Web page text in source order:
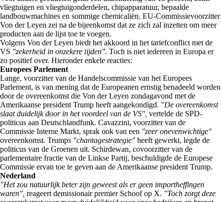
vliegtuigen en vliegtuigonderdelen, chipapparatuur, bepaalde
landbouwmachines en sommige chemicaliën. EU-Commissievoorzitter
Von der Leyen zei na de bijeenkomst dat ze zich zal inzetten om meer
producten aan de lijst toe te voegen.
Volgens Von der Leyen biedt het akkoord in het tariefconflict met de
VS "zekerheid in onzekere tijden". Toch is niet iedereen in Europa er
zo positief over. Hieronder enkele reacties:
Europees Parlement
Lange, voorzitter van de Handelscommissie van het Europees
Parlement, is van mening dat de Europeanen ernstig benadeeld worden
door de overeenkomst die Von der Leyen zondagavond met de
Amerikaanse president Trump heeft aangekondigd. "De overeenkomst
slaat duidelijk door in het voordeel van de VS", vertelde de SPD-
politicus aan Deutschlandfunk. Cavazzini, voorzitter van de
Commissie Interne Markt, sprak ook van een "zeer onevenwichtige"
overeenkomst. Trumps "chantagestrategie" heeft gewerkt, legde de
politicus van de Groenen uit. Schirdewan, covoorzitter van de
parlementaire fractie van de Linkse Partij, beschuldigde de Europese
Commissie ervan toe te geven aan de Amerikaanse president Trump.
Nederland
"Het zou natuurlijk beter zijn geweest als er geen importheffingen
waren", reageert demissionair premier Schoof op X. "Toch zorgt deze